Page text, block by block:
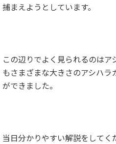
捕まえようとしています。
この辺りでよく見られるのはア
もさまざまな大きさのアシハラ
ができました。
当日分かりやすい解説をしてく